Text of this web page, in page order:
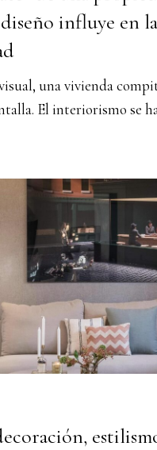
influye en la
una vivienda
El interiorismo se